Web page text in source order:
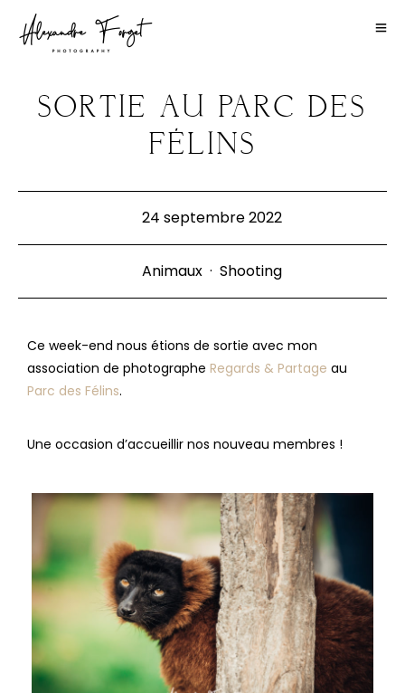
SORTIE AU PARC DES
FÉLINS
24 septembre 2022
Animaux· Shooting
Ce week-end nous étions de sortie avec mon
association de photographe Regards & Partage au
Parc des Félins.
Une occasion d’accueillir nos nouveau membres !